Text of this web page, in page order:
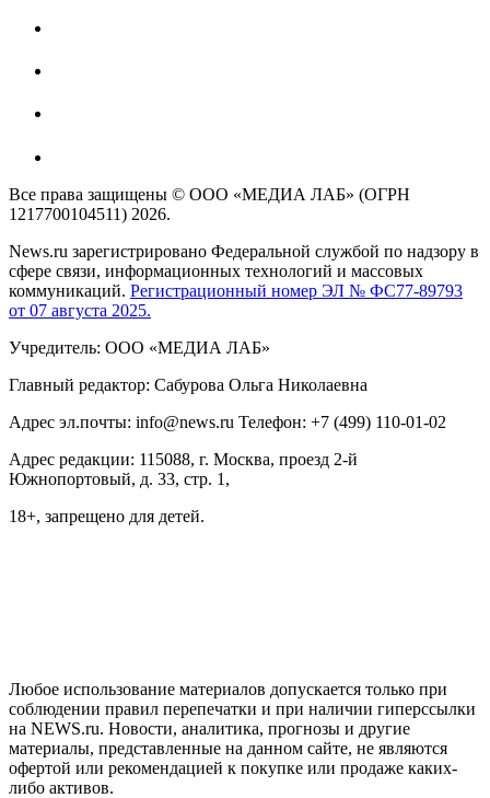
Все права защищены © ООО «МЕДИА ЛАБ» (ОГРН
1217700104511) 2026.
News.ru зарегистрировано Федеральной службой по надзору в
сфере связи, информационных технологий и массовых
коммуникаций. Регистрационный номер ЭЛ № ФС77-89793
от 07 августа 2025.
Учредитель: ООО «МЕДИА ЛАБ»
Главный редактор: Сабурова Ольга Николаевна
Адрес эл.почты: info@news.ru Телефон: +7 (499) 110-01-02
Адрес редакции: 115088, г. Москва, проезд 2-й
Южнопортовый, д. 33, стр. 1,
18+, запрещено для детей.
Любое использование материалов допускается только при
соблюдении правил перепечатки и при наличии гиперссылки
на NEWS.ru. Новости, аналитика, прогнозы и другие
материалы, представленные на данном сайте, не являются
офертой или рекомендацией к покупке или продаже каких-
либо активов.